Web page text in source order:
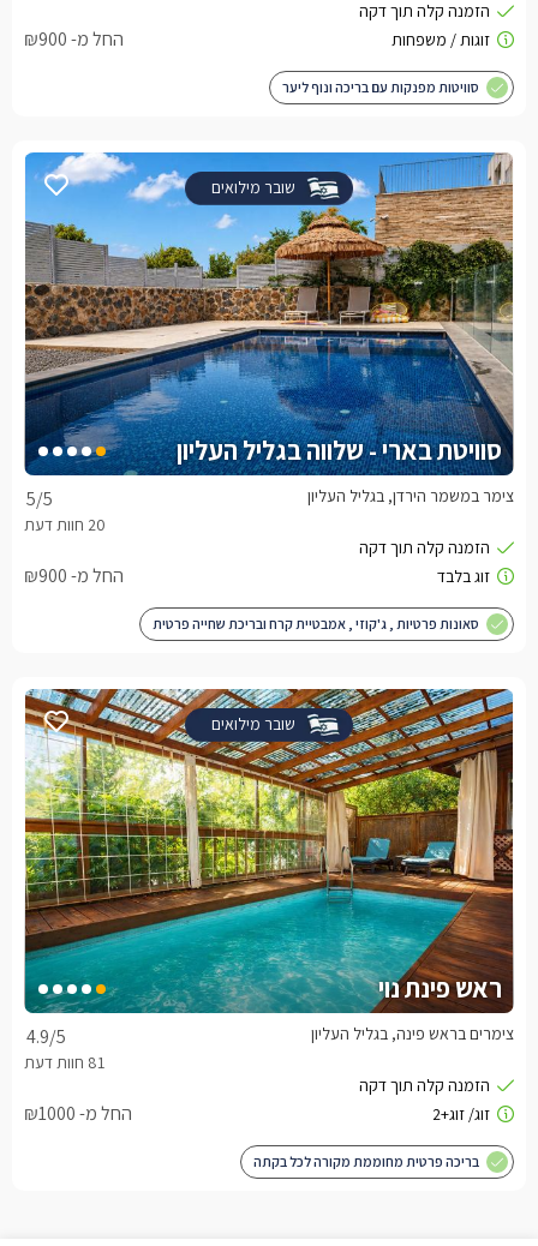
החל מ- ₪900
סוויטות מפנקות עם בריכה ונוף ליער
שובר מילואים
סוויטת בארי - שלווה בגליל העליון
5/5 צימר במשמר הירדן, בגליל העליון
החל מ- ₪900
סאונות פרטיות , ג'קוזי , אמבטיית קרח ובריכת שחייה פרטית
שובר מילואים
ראש פינת נוי
4.9/5 צימרים בראש פינה, בגליל העליון
החל מ- ₪1000
בריכה פרטית מחוממת מקורה לכל בקתה